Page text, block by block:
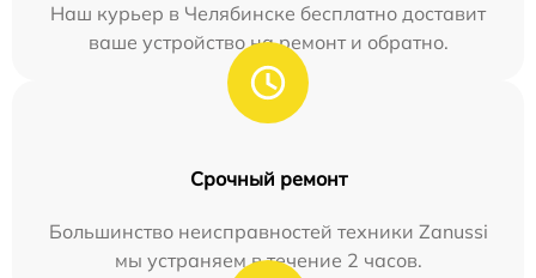
Наш курьер в Челябинске бесплатно доставит
ваше устройство на ремонт и обратно.
Срочный ремонт
Большинство неисправностей техники Zanussi
мы устраняем в течение 2 часов.